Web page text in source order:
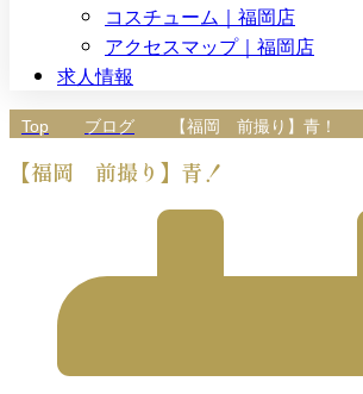
コスチューム｜福岡店
アクセスマップ｜福岡店
求人情報
Top ブログ 【福岡 前撮り】青！
【福岡 前撮り】青！